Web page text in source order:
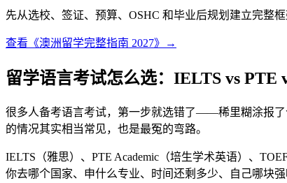
先从选校、签证、预算、OSHC 和毕业后规划建立完整
查看《澳洲留学完整指南 2027》→
留学语言考试怎么选：IELTS vs PTE
很多人备考语言考试，第一步就选错了——稀里糊涂报了
的情况其实相当常见，也是最冤的弯路。
IELTS（雅思）、PTE Academic（培生学术英语）、
你去哪个国家、申什么专业、时间还剩多少、自己哪块